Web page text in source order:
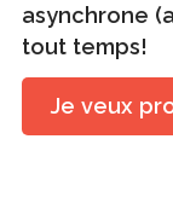
asynchrone
tout temps!
Je veux